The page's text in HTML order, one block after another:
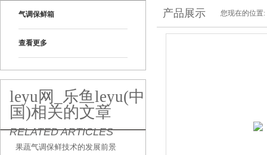
气调保鲜箱
查看更多
leyu网_乐鱼leyu(中
国)相关的文章
RELATED ARTICLES
果蔬气调保鲜技术的发展前景
产品展示 您现在的位置: